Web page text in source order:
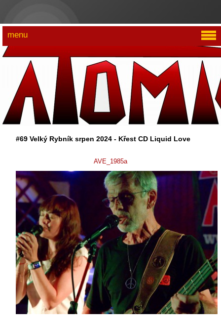
#69 Velký Rybník srpen 2024 - Křest CD Liquid Love
AVE_1985a
menu